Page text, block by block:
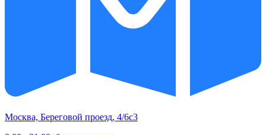
Москва, Береговой проезд, 4/6с3